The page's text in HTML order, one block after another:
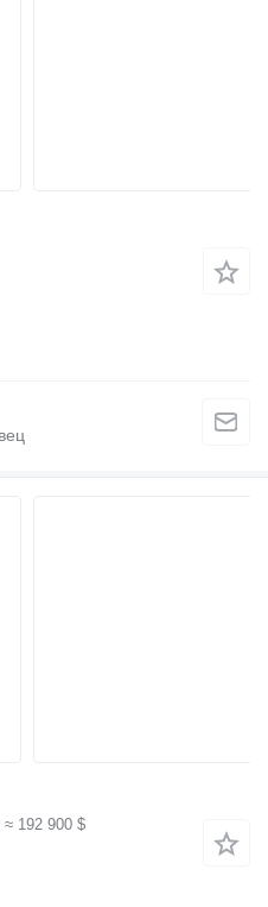
≈ 192 900 $